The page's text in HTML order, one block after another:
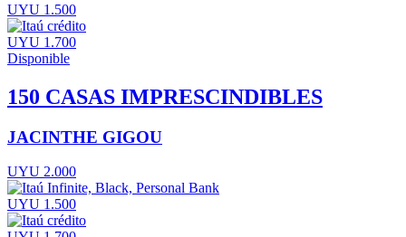
UYU 1.500
UYU 1.700
Disponible
150 CASAS IMPRESCINDIBLES
JACINTHE GIGOU
UYU 2.000
UYU 1.500